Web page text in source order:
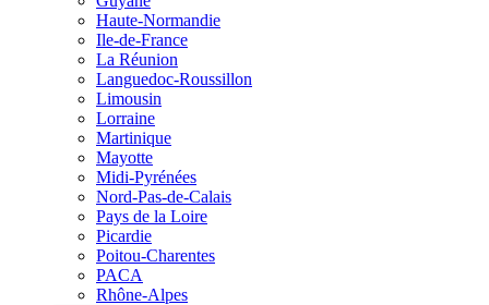
Haute-Normandie
Ile-de-France
La Réunion
Languedoc-Roussillon
Limousin
Lorraine
Martinique
Mayotte
Midi-Pyrénées
Nord-Pas-de-Calais
Pays de la Loire
Picardie
Poitou-Charentes
PACA
Rhône-Alpes